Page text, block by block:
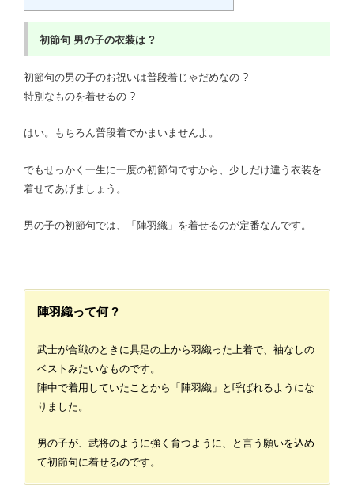
初節句 男の子の衣装は ?
初節句の男の子のお祝いは普段着じゃだめなの ?
特別なものを着せるの ?
はい。もちろん普段着でかまいませんよ。
でもせっかく一生に一度の初節句ですから、少しだけ違う衣装を
着せてあげましょう。
男の子の初節句では、「陣羽織」を着せるのが定番なんです。
陣羽織って何 ?
武士が合戦のときに具足の上から羽織った上着で、袖なしの
ベストみたいなものです。
陣中で着用していたことから「陣羽織」と呼ばれるようにな
りました。
男の子が、武将のように強く育つように、と言う願いを込め
て初節句に着せるのです。